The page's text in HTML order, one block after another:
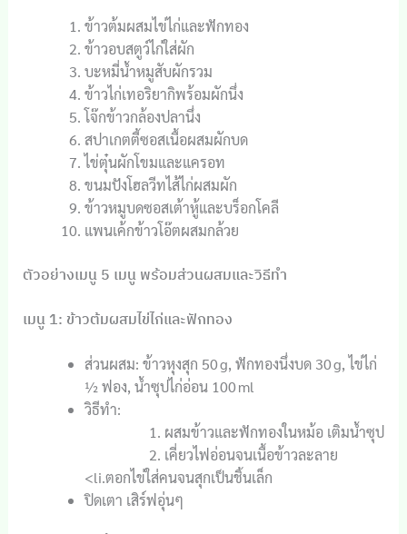
ข้าวต้มผสมไข่ไก่และฟักทอง
ข้าวอบสตูว์ไก่ใส่ผัก
บะหมี่น้ำหมูสับผักรวม
ข้าวไก่เทอริยากิพร้อมผักนึ่ง
โจ๊กข้าวกล้องปลานึ่ง
สปาเกตตี้ซอสเนื้อผสมผักบด
ไข่ตุ๋นผักโขมและแครอท
ขนมปังโฮลวีทไส้ไก่ผสมผัก
ข้าวหมูบดซอสเต้าหู้และบร็อกโคลี
แพนเค้กข้าวโอ๊ตผสมกล้วย
ตัวอย่างเมนู 5 เมนู พร้อมส่วนผสมและวิธีทำ
เมนู 1: ข้าวต้มผสมไข่ไก่และฟักทอง
ส่วนผสม: ข้าวหุงสุก 50 g, ฟักทองนึ่งบด 30 g, ไข่ไก่
½ ฟอง, น้ำซุปไก่อ่อน 100 ml
วิธีทำ:
ผสมข้าวและฟักทองในหม้อ เติมน้ำซุป
เคี่ยวไฟอ่อนจนเนื้อข้าวละลาย
<li.ตอกไข่ใส่คนจนสุกเป็นชิ้นเล็ก
ปิดเตา เสิร์ฟอุ่นๆ